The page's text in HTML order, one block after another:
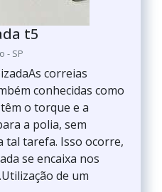
t5
- SP
correias
conhecidas como
o torque e a
a polia, sem
tal tarefa. Isso ocorre,
se encaixa nos
de um